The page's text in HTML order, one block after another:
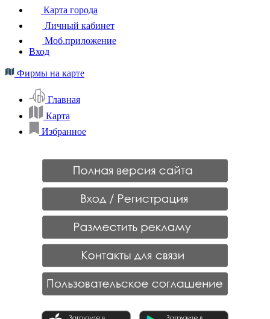
Карта города
Личный кабинет
Моб.приложение
Вход
Фирмы на карте
Главная
Карта
Избранное